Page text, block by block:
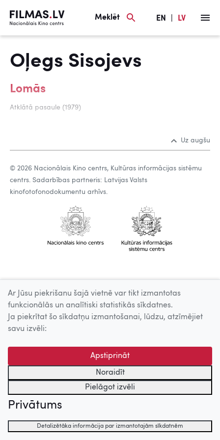
Meklēt EN LV
Oļegs Sisojevs
Lomās
Atklātā pasaule (1979)
Uz augšu
© 2026 Nacionālais Kino centrs, Kultūras informācijas sistēmu
centrs. Sadarbības partneris: Latvijas Valsts
kinofotofonodokumentu arhīvs.
Ar Jūsu piekrišanu šajā vietnē var tikt izmantotas
funkcionālās un analītiski statistikās sīkdatnes.
Ja piekrītat šo sīkdatņu izmantošanai, lūdzu, atzīmējiet
savu izvēli:
Apstiprināt
Noraidīt
Pielāgot izvēli
Privātums
Detalizētāka informācija par izmantotajām sīkdatnēm